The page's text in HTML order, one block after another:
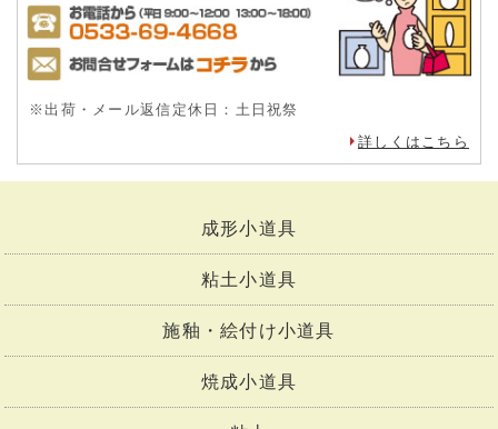
お問合せ
※出荷・メール返信定休日：土日祝祭
詳しくはこちら
成形小道具
粘土小道具